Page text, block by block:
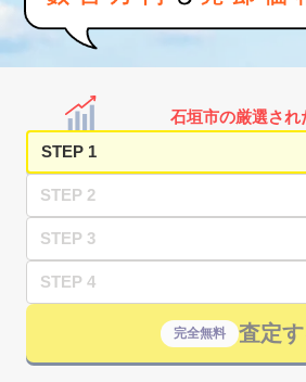
石垣市の厳選され
STEP 1
STEP 2
STEP 3
STEP 4
完全無料 査定
家査定シミュレーター
お問い合わせ